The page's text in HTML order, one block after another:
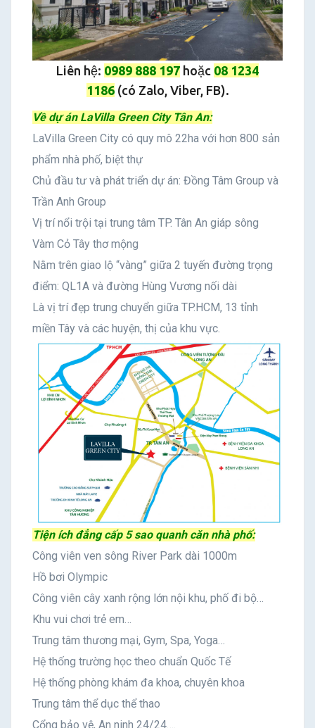
Liên hệ: 0989 888 197 hoặc 08 1234
1186(có Zalo, Viber, FB).
Về dự án LaVilla Green City Tân An:
LaVilla Green City có quy mô 22ha với hơn 800 sản
phẩm nhà phố, biệt thự
Chủ đầu tư và phát triển dự án: Đồng Tâm Group và
Trần Anh Group
Vị trí nổi trội tại trung tâm TP. Tân An giáp sông
Vàm Cỏ Tây thơ mộng
Nằm trên giao lộ “vàng” giữa 2 tuyến đường trọng
điểm: QL1A và đường Hùng Vương nối dài
Là vị trí đẹp trung chuyển giữa TP.HCM, 13 tỉnh
miền Tây và các huyện, thị của khu vực.
Tiện ích đẳng cấp 5 sao quanh căn nhà phố:
Công viên ven sông River Park dài 1000m
Hồ bơi Olympic
Công viên cây xanh rộng lớn nội khu, phố đi bộ…
Khu vui chơi trẻ em…
Trung tâm thương mại, Gym, Spa, Yoga…
Hệ thống trường học theo chuẩn Quốc Tế
Hệ thống phòng khám đa khoa, chuyên khoa
Trung tâm thể dục thể thao
Cổng bảo vệ, An ninh 24/24….